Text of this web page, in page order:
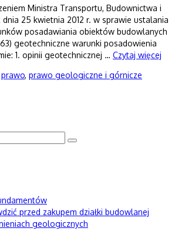
Ministra Transportu, Budownictwa i
25 kwietnia 2012 r. w sprawie ustalania
posadawiania obiektów budowlanych
geotechniczne warunki posadowienia
1. opinii geotechnicznej … Czytaj więcej
prawo, prawo geologiczne i górnicze
przed zakupem działki budowlanej
geologicznych